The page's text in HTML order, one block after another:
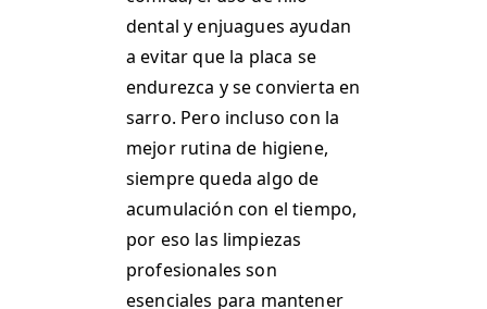
dental y enjuagues ayudan
a evitar que la placa se
endurezca y se convierta en
sarro. Pero incluso con la
mejor rutina de higiene,
siempre queda algo de
acumulación con el tiempo,
por eso las limpiezas
profesionales son
esenciales para mantener